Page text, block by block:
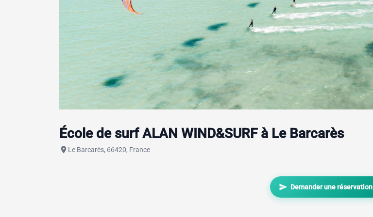
École de surf ALAN WIND&SURF à Le Barcarès
place Le Barcarès, 66420, France
send Demander une réservation